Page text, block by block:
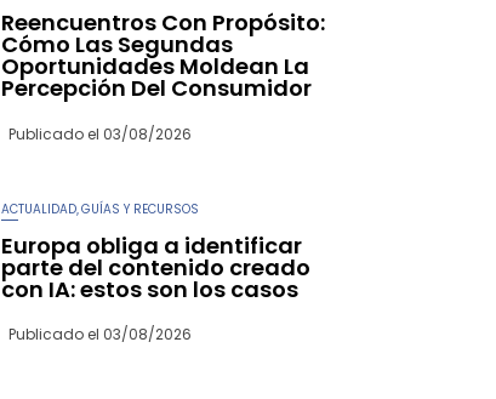
Reencuentros Con Propósito:
Cómo Las Segundas
Oportunidades Moldean La
Percepción Del Consumidor
Publicado el 03/08/2026
ACTUALIDAD GUÍAS Y RECURSOS
Europa obliga a identificar
parte del contenido creado
con IA: estos son los casos
Publicado el 03/08/2026